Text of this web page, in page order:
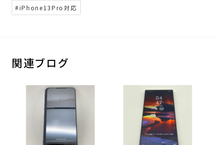
#iPhone13Pro対応
関連ブログ